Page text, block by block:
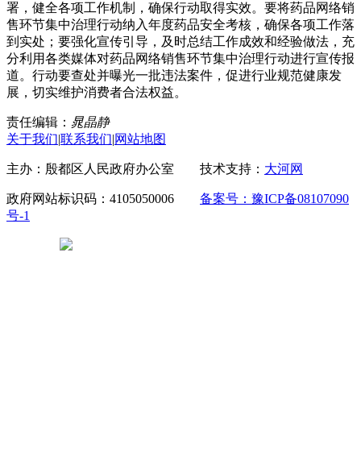
署，健全各项工作机制，确保行动取得实效。要将药品网络销
售环节集中治理行动纳入年度药品安全考核，确保各项工作落
到实处；要强化宣传引导，及时总结工作成效和经验做法，充
分利用各类媒体对药品网络销售环节集中治理行动进行宣传报
道。行动要查处并曝光一批违法案件，促进行业规范健康发
展，切实维护消费者合法权益。
责任编辑： 晁晶静
关于我们|联系我们|网站地图
主办：殷都区人民政府办公室 技术支持： 大河网
政府网站标识码：4105050006 备案号：豫ICP备08107090
号-1